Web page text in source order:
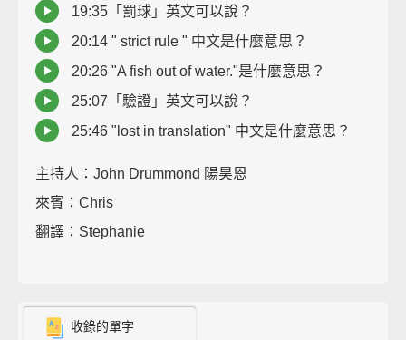
19:35「罰球」英文可以說？
20:14 " strict rule " 中文是什麼意思？
20:26 "A fish out of water."是什麼意思？
25:07「驗證」英文可以說？
25:46 "lost in translation" 中文是什麼意思？
主持人：John Drummond 陽昊恩
來賓：Chris
翻譯：Stephanie
收錄的單字